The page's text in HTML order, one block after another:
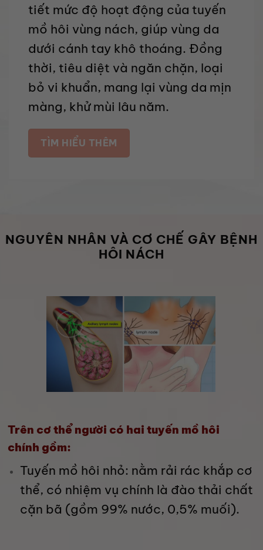
tiết mức độ hoạt động của tuyến
mồ hôi vùng nách, giúp vùng da
dưới cánh tay khô thoáng. Đồng
thời, tiêu diệt và ngăn chặn, loại
bỏ vi khuẩn, mang lại vùng da mịn
màng, khử mùi lâu năm.
TÌM HIỂU THÊM
NGUYÊN NHÂN VÀ CƠ CHẾ GÂY BỆNH
HÔI NÁCH
Trên cơ thể người có hai tuyến mồ hôi
chính gồm:
Tuyến mồ hôi nhỏ: nằm rải rác khắp cơ
thể, có nhiệm vụ chính là đào thải chất
cặn bã (gồm 99% nước, 0,5% muối).